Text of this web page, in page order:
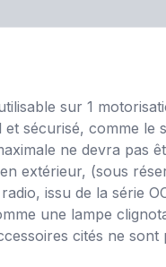
sur 1
sécurisé, comme
ne devra pas
extérieur, (sous
issu de la série
une lampe
cités ne sont